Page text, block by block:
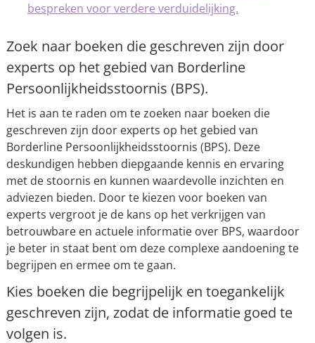
bespreken voor verdere verduidelijking.
Zoek naar boeken die geschreven zijn door
experts op het gebied van Borderline
Persoonlijkheidsstoornis (BPS).
Het is aan te raden om te zoeken naar boeken die
geschreven zijn door experts op het gebied van
Borderline Persoonlijkheidsstoornis (BPS). Deze
deskundigen hebben diepgaande kennis en ervaring
met de stoornis en kunnen waardevolle inzichten en
adviezen bieden. Door te kiezen voor boeken van
experts vergroot je de kans op het verkrijgen van
betrouwbare en actuele informatie over BPS, waardoor
je beter in staat bent om deze complexe aandoening te
begrijpen en ermee om te gaan.
Kies boeken die begrijpelijk en toegankelijk
geschreven zijn, zodat de informatie goed te
volgen is.